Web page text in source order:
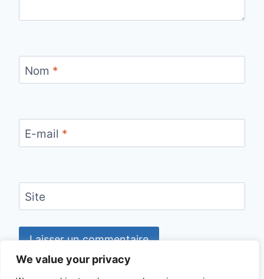
We value your privacy
Nom *
E-mail *
Site